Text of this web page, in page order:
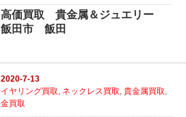
高価買取 貴金属＆ジュエリー
飯田市 飯田
2020-7-13
イヤリング買取, ネックレス買取,貴金属買取,
金買取